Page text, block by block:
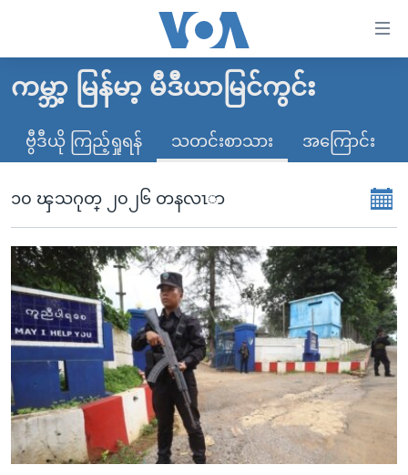
လွယ်ကူ
သည့်
များ
အကြောင်းအရာ
သို့
ကျော်
ကြည့်
ရန်
ပင်မ
အ
ညွန်း
စာမျက်နှာ
မူလစာမျက်နှာ
မြန်မာ
ကမ္ဘာ့သတင်းများ
နိုင်ငံတကာ
အမေရိကန်
တရုတ်
အစ္စရေး-ပါလက်စတိုင်း
ဗွီဒီယို
သတင်းလွတ်လပ်ခွင့်
ရပ်ဝန်းတခု လမ်းတခု အလွန်
အင်္ဂလိပ်စာလေ့လာမယ်
အမေရိကန်သုံးအီဒီယံ
မကြေးမုံရဲ့ အင်္ဂလိပ်စာ
ရုပ်ရှင်ထဲက အင်္ဂလိပ်စာ
သုတပဒေသာ အင်္ဂလိပ်စာ
အပတ်စဉ်ကဏ္ဍများ
ရေဒီယို
ရေဒီယိုနှင့်ရုပ်သံ အချက်အလက်များ
ရေဒီယို/တီဗွီအစီအစဉ်
Learning English
ကမ္ဘာ့ မြန်မာ့ မီဒီယာမြင်ကွင်း
ဗွီဒီယို ကြည့်ရှုရန် သတင်းစာသား အကြောင်း
၁၀ ၾသဂုတ္ ၂၀၂၆ တနလၤာ